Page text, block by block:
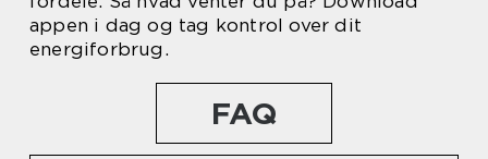
appen i dag og tag kontrol over dit
energiforbrug.
FAQ